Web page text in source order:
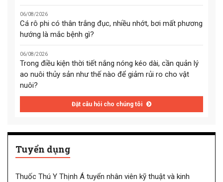
06/08/2026
Cá rô phi có thân trắng đục, nhiều nhớt, bơi mất phương
hướng là mắc bệnh gì?
06/08/2026
Trong điều kiện thời tiết nắng nóng kéo dài, cần quản lý
ao nuôi thủy sản như thế nào để giảm rủi ro cho vật
nuôi?
Đặt câu hỏi cho chúng tôi
Tuyển dụng
Thuốc Thú Y Thịnh Á tuyển nhân viên kỹ thuật và kinh